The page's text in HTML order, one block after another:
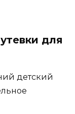
для
детский